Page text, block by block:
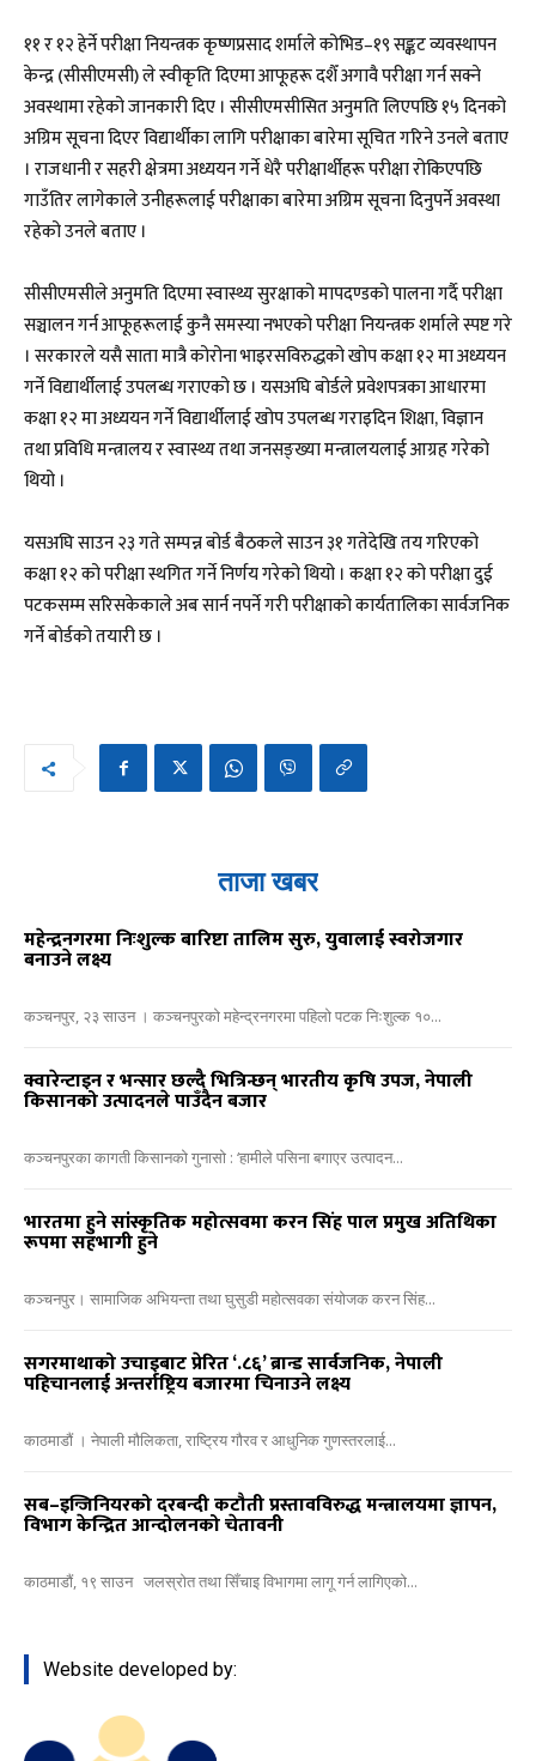
११ र १२ हेर्ने परीक्षा नियन्त्रक कृष्णप्रसाद शर्माले कोभिड–१९ सङ्कट व्यवस्थापन
केन्द्र (सीसीएमसी) ले स्वीकृति दिएमा आफूहरू दशैँ अगावै परीक्षा गर्न सक्ने
अवस्थामा रहेको जानकारी दिए । सीसीएमसीसित अनुमति लिएपछि १५ दिनको
अग्रिम सूचना दिएर विद्यार्थीका लागि परीक्षाका बारेमा सूचित गरिने उनले बताए
। राजधानी र सहरी क्षेत्रमा अध्ययन गर्ने धेरै परीक्षार्थीहरू परीक्षा रोकिएपछि
गाउँतिर लागेकाले उनीहरूलाई परीक्षाका बारेमा अग्रिम सूचना दिनुपर्ने अवस्था
रहेको उनले बताए ।
सीसीएमसीले अनुमति दिएमा स्वास्थ्य सुरक्षाको मापदण्डको पालना गर्दै परीक्षा
सञ्चालन गर्न आफूहरूलाई कुनै समस्या नभएको परीक्षा नियन्त्रक शर्माले स्पष्ट गरे
। सरकारले यसै साता मात्रै कोरोना भाइरसविरुद्धको खोप कक्षा १२ मा अध्ययन
गर्ने विद्यार्थीलाई उपलब्ध गराएको छ । यसअघि बोर्डले प्रवेशपत्रका आधारमा
कक्षा १२ मा अध्ययन गर्ने विद्यार्थीलाई खोप उपलब्ध गराइदिन शिक्षा, विज्ञान
तथा प्रविधि मन्त्रालय र स्वास्थ्य तथा जनसङ्ख्या मन्त्रालयलाई आग्रह गरेको
थियो ।
यसअघि साउन २३ गते सम्पन्न बोर्ड बैठकले साउन ३१ गतेदेखि तय गरिएको
कक्षा १२ को परीक्षा स्थगित गर्ने निर्णय गरेको थियो । कक्षा १२ को परीक्षा दुई
पटकसम्म सरिसकेकाले अब सार्न नपर्ने गरी परीक्षाको कार्यतालिका सार्वजनिक
गर्ने बोर्डको तयारी छ ।
ताजा खबर
महेन्द्रनगरमा निःशुल्क बारिष्टा तालिम सुरु, युवालाई स्वरोजगार
बनाउने लक्ष्य
कञ्चनपुर, २३ साउन । कञ्चनपुरको महेन्द्रनगरमा पहिलो पटक निःशुल्क १०...
क्वारेन्टाइन र भन्सार छल्दै भित्रिन्छन् भारतीय कृषि उपज, नेपाली
किसानको उत्पादनले पाउँदैन बजार
कञ्चनपुरका कागती किसानको गुनासो : ‘हामीले पसिना बगाएर उत्पादन...
भारतमा हुने सांस्कृतिक महोत्सवमा करन सिंह पाल प्रमुख अतिथिका
रूपमा सहभागी हुने
कञ्चनपुर। सामाजिक अभियन्ता तथा घुसुडी महोत्सवका संयोजक करन सिंह...
सगरमाथाको उचाइबाट प्रेरित ‘.८६’ ब्रान्ड सार्वजनिक, नेपाली
पहिचानलाई अन्तर्राष्ट्रिय बजारमा चिनाउने लक्ष्य
काठमाडौं । नेपाली मौलिकता, राष्ट्रिय गौरव र आधुनिक गुणस्तरलाई...
सब–इन्जिनियरको दरबन्दी कटौती प्रस्तावविरुद्ध मन्त्रालयमा ज्ञापन,
विभाग केन्द्रित आन्दोलनको चेतावनी
काठमाडौं, १९ साउन जलस्रोत तथा सिँचाइ विभागमा लागू गर्न लागिएको...
Website developed by: